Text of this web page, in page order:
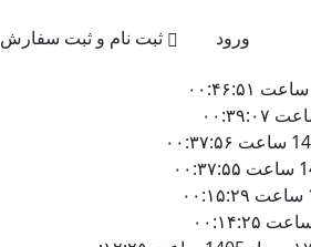
ورود ثبت نام و ثبت سفارش